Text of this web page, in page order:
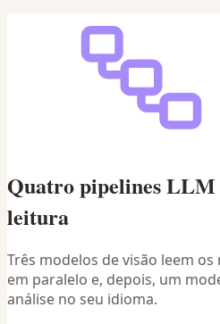
Quatro pipelines LLM
leitura
Três modelos de visão leem
em paralelo e, depois, um
análise no seu idioma.